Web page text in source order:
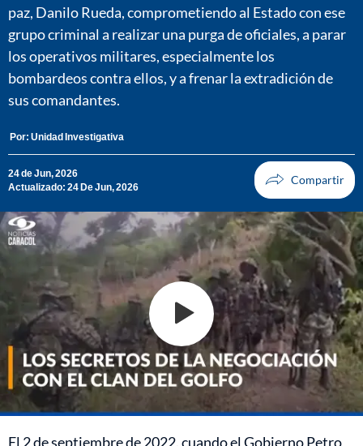
paz, Danilo Rueda, comprometiendo al Estado con ese
grupo criminal a realizar una purga de oficiales, a parar
los operativos militares, especialmente los
bombardeos contra ellos, y a frenar la extradición de
sus comandantes.
Por: Unidad Investigativa
24 de Jun, 2026
Actualizado: 24 De Jun, 2026
El 2 de septiembre de 2022, cuando el Gobierno Petro